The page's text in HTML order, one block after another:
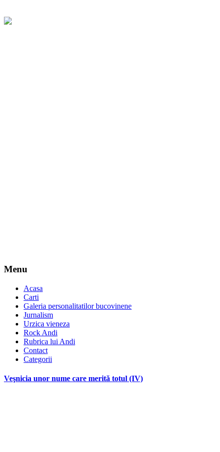
Menu
Acasa
Carti
Galeria personalitatilor bucovinene
Jurnalism
Urzica vieneza
Rock Andi
Rubrica lui Andi
Contact
Categorii
Veşnicia unor nume care merită totul (IV)